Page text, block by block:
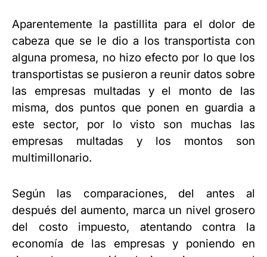
Aparentemente la pastillita para el dolor de
cabeza que se le dio a los transportista con
alguna promesa, no hizo efecto por lo que los
transportistas se pusieron a reunir datos sobre
las empresas multadas y el monto de las
misma, dos puntos que ponen en guardia a
este sector, por lo visto son muchas las
empresas multadas y los montos son
multimillonario.
Según las comparaciones, del antes al
después del aumento, marca un nivel grosero
del costo impuesto, atentando contra la
economía de las empresas y poniendo en